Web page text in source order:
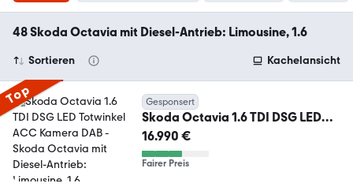
48 Skoda Octavia mit Diesel-Antrieb: Limousine, 1.6
Sortieren Kachelansicht
Top Gesponsert
Skoda Octavia 1.6 TDI DSG LED
Totwinkel ACC Kamera DAB
16.990 €
Fairer Preis